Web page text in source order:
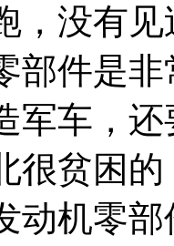
，没有
部件是
军车，
很贫困
动机零